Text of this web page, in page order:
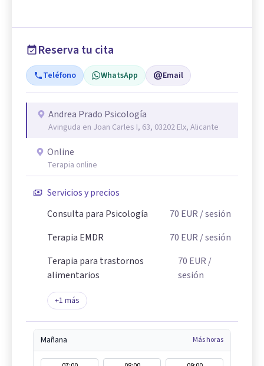
Reserva tu cita
Teléfono WhatsApp Email
Andrea Prado Psicología
Avinguda en Joan Carles I, 63, 03202 Elx, Alicante
Online
Terapia online
Servicios y precios
Consulta para Psicología
70 EUR/ sesión
Terapia EMDR
70 EUR/ sesión
Terapia para trastornos
alimentarios
70 EUR/
sesión
+1 más
Mañana Más horas